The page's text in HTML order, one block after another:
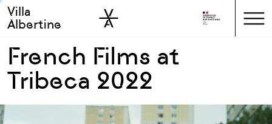
Skip to main
Skip to sidebar
Villa
Albertine
French Films at
Tribeca 2022